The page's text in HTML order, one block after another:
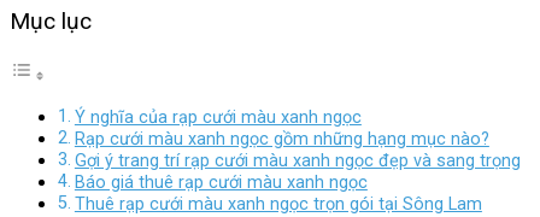
Mục lục
Ý nghĩa của rạp cưới màu xanh ngọc
Rạp cưới màu xanh ngọc gồm những hạng mục nào?
Gợi ý trang trí rạp cưới màu xanh ngọc đẹp và sang trọng
Báo giá thuê rạp cưới màu xanh ngọc
Thuê rạp cưới màu xanh ngọc trọn gói tại Sông Lam